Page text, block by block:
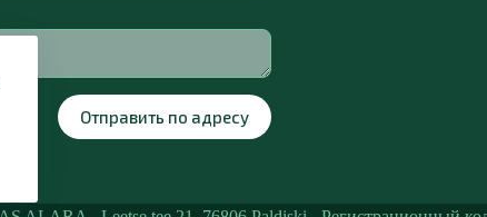
Отправить по адресу